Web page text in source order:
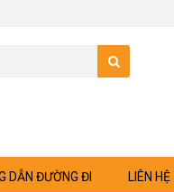
DẪN ĐƯỜNG ĐI LIÊN HỆ